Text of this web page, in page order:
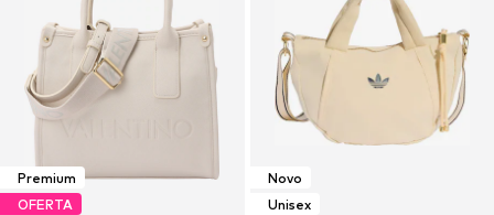
Premium
OFERTA
Novo
Unisex